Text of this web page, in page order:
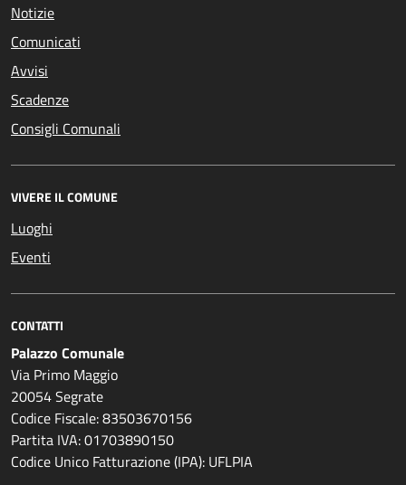
Notizie
Comunicati
Avvisi
Scadenze
Consigli Comunali
VIVERE IL COMUNE
Luoghi
Eventi
CONTATTI
Palazzo Comunale
Via Primo Maggio
20054 Segrate
Codice Fiscale: 83503670156
Partita IVA: 01703890150
Codice Unico Fatturazione (IPA): UFLPIA